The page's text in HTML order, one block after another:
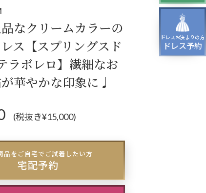
なクリームカラーの
ス【スプリングスド
ラボレロ】繊細なお
華やかな印象に♩
(税抜き¥15,000)
品をご自宅でご試着したい方
宅配予約
ドレスお決まりの方
ドレス予約